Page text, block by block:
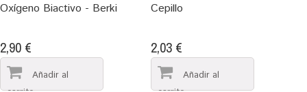
Oxígeno Biactivo - Berki
2,90 €
Cepillo
2,03 €